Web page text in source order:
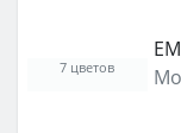
7 цветов